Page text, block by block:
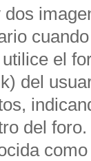
dos
el
del
del